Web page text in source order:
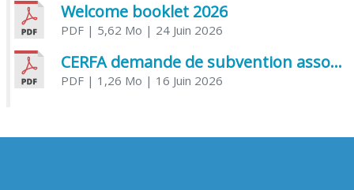
Welcome booklet 2026
PDF| 5,62 Mo | 24 Juin 2026
CERFA demande de subvention association
PDF| 1,26 Mo | 16 Juin 2026